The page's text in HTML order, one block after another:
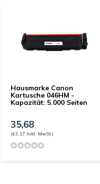
Hausmarke Canon
Kartusche 046HM -
Kapazität: 5.000 Seiten
35,68
(43,17 Inkl. MwSt.)